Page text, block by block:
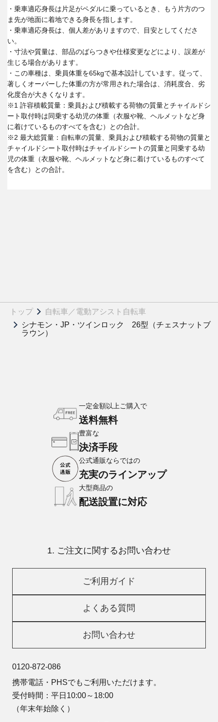
・乗車適応身長は片足がペダルに乗っているとき、もう片方のつ
ま先が地面に着地できる身長を指します。
・乗車適応身長は、個人差がありますので、目安としてくださ
い。
・寸法や質量は、部品のばらつきや仕様変更などにより、誤差が
生じる場合があります。
・この車種は、乗員体重を65kgで基本設計しています。従って、
著しくオーバーした体重の方が常用された場合は、消耗度合、劣
化度合が大きくなります。
※1 許容積載質量：乗員および積載する荷物の質量とチャイルドシ
ート取付時は同乗する幼児の体重（衣服や靴、ヘルメットなど身
に着けているものすべてを含む）との合計。
※2 最大総質量：自転車の質量、乗員および積載する荷物の質量と
チャイルドシート取付時はチャイルドシートの質量と同乗する幼
児の体重（衣服や靴、ヘルメットなど身に着けているものすべて
を含む）との合計。
トップ
自転車／電動アシスト自転車
シナモン・JP・ツインロック 26型（チェスナットブ
ラウン）
一定金額以上ご購入で
送料無料
豊富な
決済手段
公式通販ならではの
充実のラインアップ
大型商品の
配送設置に対応
1. ご注文に関するお問い合わせ
ご利用ガイド
よくある質問
お問い合わせ
0120-872-086
携帯電話・PHSでもご利用いただけます。
受付時間：平日10:00～18:00
（年末年始除く）